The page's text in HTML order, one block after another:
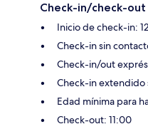
Check-in/check-out
Inicio de check-in:
Check-in sin
Check-in/out
Check-in extendido
Edad mínima para
Check-out: 11:00